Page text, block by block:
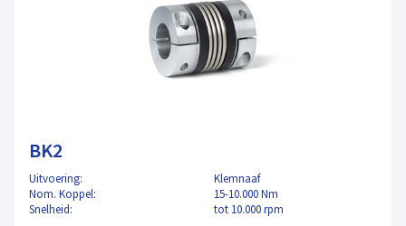
BK2
Uitvoering:
Klemnaaf
Nom. Koppel:
15-10.000 Nm
Snelheid:
tot 10.000 rpm